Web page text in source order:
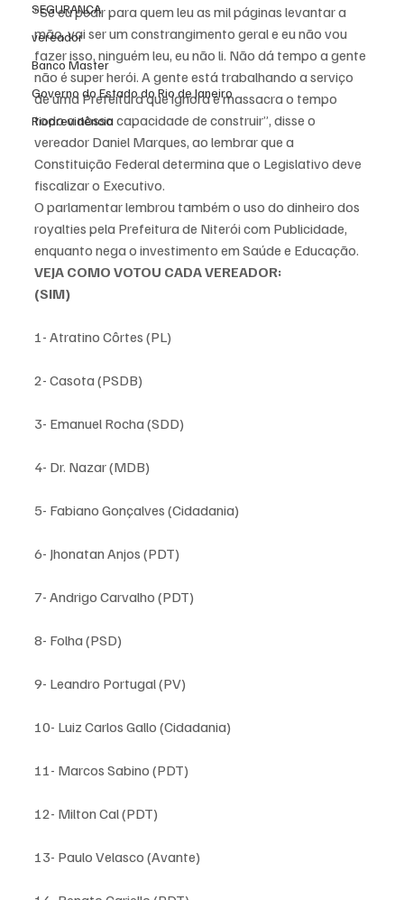
SEGURANÇA
vereador
Banco Master
Governo do Estado do Rio de Janeiro
Rioprevidência
“Se eu pedir para quem leu as mil páginas levantar a
mão, vai ser um constrangimento geral e eu não vou
fazer isso, ninguém leu, eu não li. Não dá tempo a gente
não é super herói. A gente está trabalhando a serviço
de uma Prefeitura que ignora e massacra o tempo
todo a nossa capacidade de construir”, disse o
vereador Daniel Marques, ao lembrar que a
Constituição Federal determina que o Legislativo deve
fiscalizar o Executivo.
O parlamentar lembrou também o uso do dinheiro dos
royalties pela Prefeitura de Niterói com Publicidade,
enquanto nega o investimento em Saúde e Educação.
VEJA COMO VOTOU CADA VEREADOR:
(SIM)
1- Atratino Côrtes (PL)
2- Casota (PSDB)
3- Emanuel Rocha (SDD)
4- Dr. Nazar (MDB)
5- Fabiano Gonçalves (Cidadania)
6- Jhonatan Anjos (PDT)
7- Andrigo Carvalho (PDT)
8- Folha (PSD)
9- Leandro Portugal (PV)
10- Luiz Carlos Gallo (Cidadania)
11- Marcos Sabino (PDT)
12- Milton Cal (PDT)
13- Paulo Velasco (Avante)